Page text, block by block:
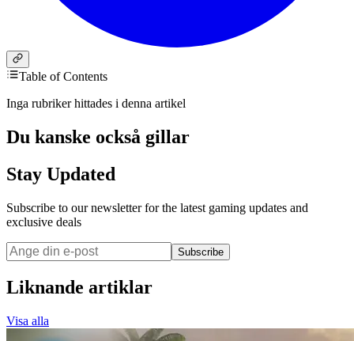
Table of Contents
Inga rubriker hittades i denna artikel
Du kanske också gillar
Stay Updated
Subscribe to our newsletter for the latest gaming updates and
exclusive deals
Subscribe
Liknande artiklar
Visa alla